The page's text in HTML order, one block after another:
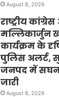
August 8, 2026
राष्ट्रीय कांग्रेस
मल्लिकार्जुन
कार्यक्रम के
पुलिस अलर्ट,
जनपद में
जारी
August 8, 2026